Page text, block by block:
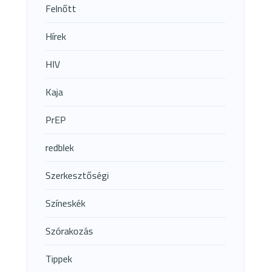
Felnőtt
Hírek
HIV
Kaja
PrEP
redblek
Szerkesztőségi
Színeskék
Szórakozás
Tippek